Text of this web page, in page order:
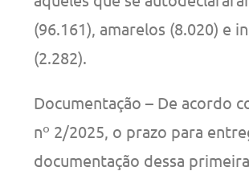
(96.161), amarelos (8.020) e
(2.282).
Documentação – De acordo
nº 2/2025, o prazo para
documentação dessa